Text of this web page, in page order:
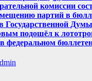
комиссии
партий в
Государственной
подошёл к
федеральном